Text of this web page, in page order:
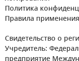
Политика
Правила
Свидетельство о
Учредитель: